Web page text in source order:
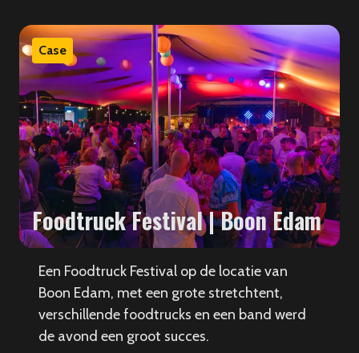
Case
Foodtruck Festival | Boon Edam
Een Foodtruck Festival op de locatie van
Boon Edam, met een grote stretchtent,
verschillende foodtrucks en een band werd
de avond een groot succes.